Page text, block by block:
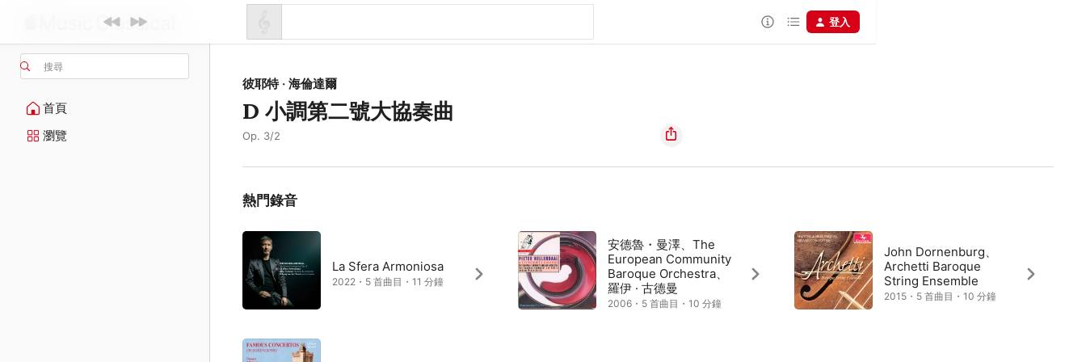
搜尋
首頁
瀏覽
登入
彼耶特 · 海倫達爾
D 小調第二號大協奏曲
Op. 3/2
熱門錄音
La Sfera Armoniosa
2022・5 首曲目・11 分鐘
安德魯・曼澤、The
European Community
Baroque Orchestra、
羅伊 · 古德曼
2006・5 首曲目・10 分鐘
John Dornenburg、
Archetti Baroque
String Ensemble
2015・5 首曲目・10 分鐘